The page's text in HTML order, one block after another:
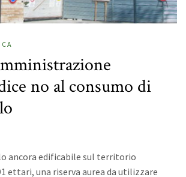
no al consumo di
ancora edificabile sul territorio
ettari, una riserva aurea da utilizzare